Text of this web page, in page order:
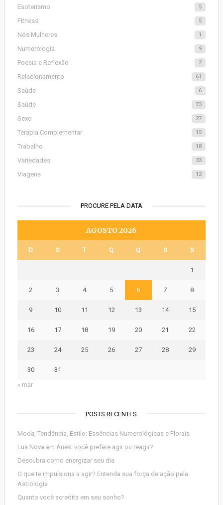
Esoterismo 5
Fitness 5
Nós Mulheres 1
Numerologia 9
Poesia e Reflexão 2
Relacionamento 61
Saúde 6
Saúde 23
Sexo 27
Terapia Complementar 15
Trabalho 18
Variedades 33
Viagens 12
PROCURE PELA DATA
AGOSTO 2026
D S T Q Q S S
1
2 3 4 5 6 7 8
9 10 11 12 13 14 15
16 17 18 19 20 21 22
23 24 25 26 27 28 29
30
31
« mar
POSTS RECENTES
Moda, Tendência, Estilo: Essências Numerológicas e Florais
Lua Nova em Áries: você prefere agir ou reagir?
Descubra como energizar seu dia
O que te impulsiona a agir? Entenda sua força de ação pela
Astrologia
Quanto você acredita em seu sonho?